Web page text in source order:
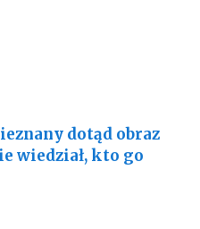
dotąd obraz
wiedział, kto go